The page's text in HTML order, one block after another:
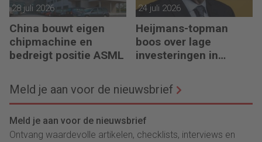
28 juli 2026
China bouwt eigen
chipmachine en
bedreigt positie ASML
24 juli 2026
Heijmans-topman
boos over lage
investeringen in
Meld je aan voor de nieuwsbrief
Meld je aan voor de nieuwsbrief
Ontvang waardevolle artikelen, checklists, interviews en